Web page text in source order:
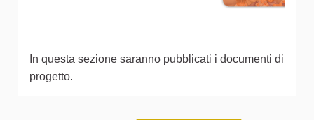
In questa sezione saranno pubblicati i documenti di
progetto.